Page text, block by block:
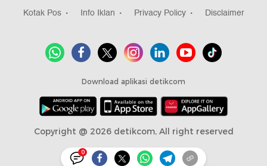
0
Kotak Pos
Info Iklan Privacy Policy Disclaimer
Download aplikasi detikcom
Copyright @ 2026 detikcom, All right reserved